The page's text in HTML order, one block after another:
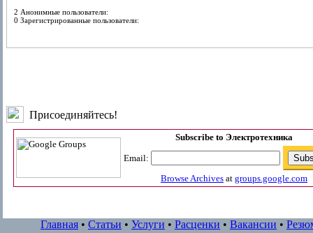
2 Анонимные пользователи:
0 Зарегистрированные пользователи:
Присоединяйтесь!
Subscribe to Электротехника
Email:
Browse Archives at groups.google.com
Главная • Статьи • Услуги • Расценки • Вакансии •